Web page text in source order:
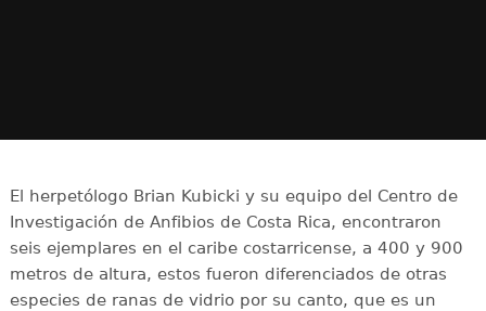
El herpetólogo Brian Kubicki y su equipo del Centro de
Investigación de Anfibios de Costa Rica, encontraron
seis ejemplares en el caribe costarricense, a 400 y 900
metros de altura, estos fueron diferenciados de otras
especies de ranas de vidrio por su canto, que es un